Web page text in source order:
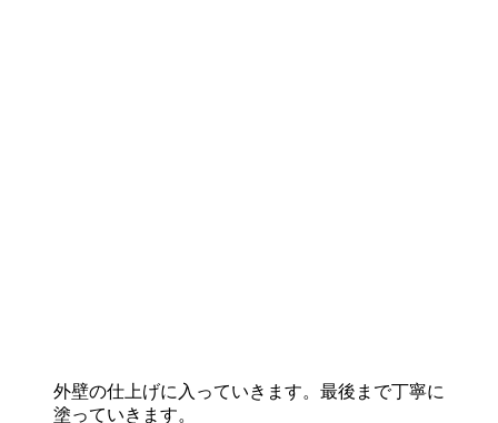
​​​​​​外壁の仕上げに入っていきます。最後まで丁寧に
塗っていきます。